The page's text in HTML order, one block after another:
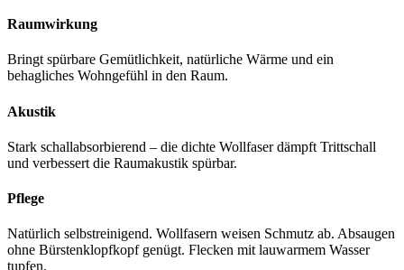
Raumwirkung
Bringt spürbare Gemütlichkeit, natürliche Wärme und ein
behagliches Wohngefühl in den Raum.
Akustik
Stark schallabsorbierend – die dichte Wollfaser dämpft Trittschall
und verbessert die Raumakustik spürbar.
Pflege
Natürlich selbstreinigend. Wollfasern weisen Schmutz ab. Absaugen
ohne Bürstenklopfkopf genügt. Flecken mit lauwarmem Wasser
tupfen.